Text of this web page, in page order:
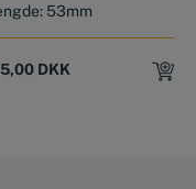
53mm
DKK